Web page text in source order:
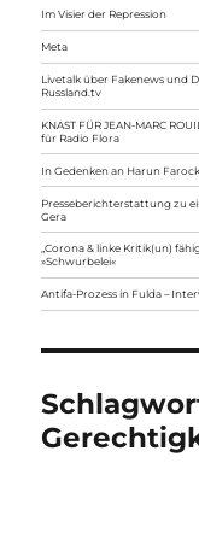
Im Visier der Repression
Meta
Livetalk über Fakenews und
Russland.tv
KNAST FÜR JEAN-MARC
für Radio Flora
In Gedenken an Harun
Presseberichterstattung zu
Gera
„Corona & linke Kritik(un)
»Schwurbelei«
Antifa-Prozess in Fulda –